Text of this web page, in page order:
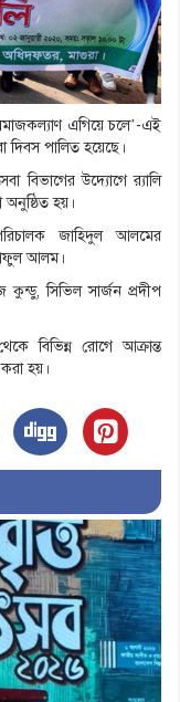
এগিয়ে চলে’-এই
দিবস পালিত হয়েছে।
বিভাগের উদ্যোগে র‌্যালি
অনুষ্ঠিত হয়।
জাহিদুল আলমের
আলম।
কুন্ডু, সিভিল সার্জন প্রদীপ
বিভিন্ন রোগে আক্রান্ত
হয়।